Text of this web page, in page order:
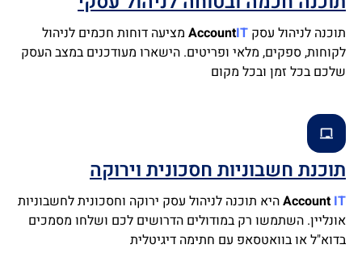
תוכנה לניהול עסק AccountIT
מציעה דוחות חכמים לניהול
לקוחות, ספקים, מלאי ופריטים. הישארו מעודכנים במצב העסק
שלכם בכל זמן ובכל מקום
תוכנת חשבוניות חסכונית וירוקה
AccountIT
היא תוכנה לניהול עסק ירוקה וחסכונית לחשבוניות
אונליין. השתמשו רק במודולים הדרושים לכם ושלחו מסמכים
בדוא"ל או בוואטסאפ עם חתימה דיגיטלית